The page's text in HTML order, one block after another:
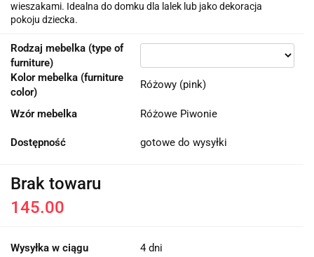
wieszakami. Idealna do domku dla lalek lub jako dekoracja
pokoju dziecka.
Rodzaj mebelka (type of
furniture)
Kolor mebelka (furniture
color)
Różowy (pink)
Wzór mebelka Różowe Piwonie
Dostępność gotowe do wysyłki
Brak towaru
145.00
Wysyłka w ciągu 4 dni